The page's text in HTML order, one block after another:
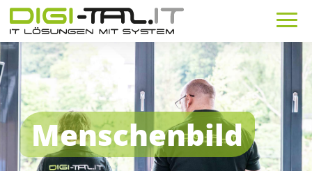
Menschenbild